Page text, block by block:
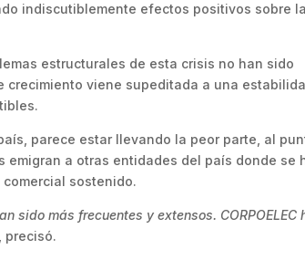
indiscutiblemente efectos positivos sobre la
estructurales de esta crisis no han sido
crecimiento viene supeditada a una
parece estar llevando la peor parte, al
a otras entidades del país donde se
sostenido.
sido más frecuentes y extensos. CORPOELEC
precisó.